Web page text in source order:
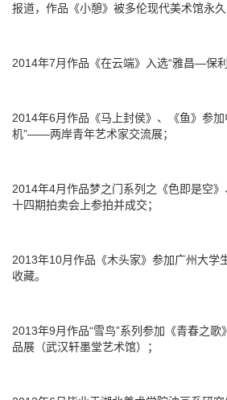
报道，作品《小憩》被多伦现代美术馆永久
2014年7月作品《在云端》入选“雅昌—保利
2014年6月作品《马上封侯》、《鱼》参
机”——两岸青年艺术家交流展；
2014年4月作品梦之门系列之《色即是空
十四期拍卖会上参拍并成交；
2013年10月作品《木头家》参加广州大学
收藏。
2013年9月作品“雪鸟”系列参加《青春之
品展（武汉轩墨堂艺术馆）；